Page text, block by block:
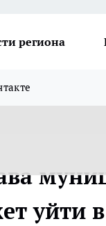
региона
уйти